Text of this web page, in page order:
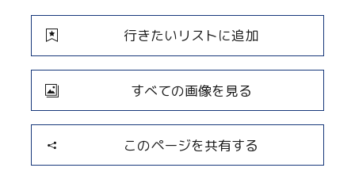
行きたいリストに追加
すべての画像を見る
このページを共有する